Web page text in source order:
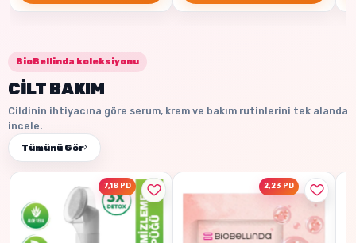
BioBellinda koleksiyonu
CİLT BAKIM
Cildinin ihtiyacına göre serum, krem ve bakım rutinlerini tek alanda
incele.
Tümünü Gör
7,18 PD 2,23 PD